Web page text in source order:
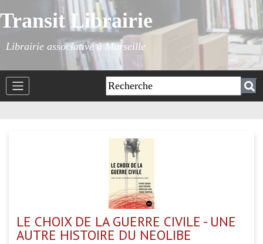
Transit Librairie
Librairie associative à Marseille
LE CHOIX DE LA GUERRE CIVILE - UNE
AUTRE HISTOIRE DU NEOLIBE